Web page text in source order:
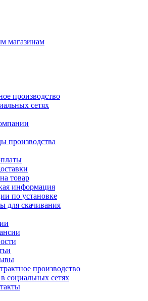
магазинам
производство
сетях
производства
товар
информация
по установке
для скачивания
производство
социальных сетях